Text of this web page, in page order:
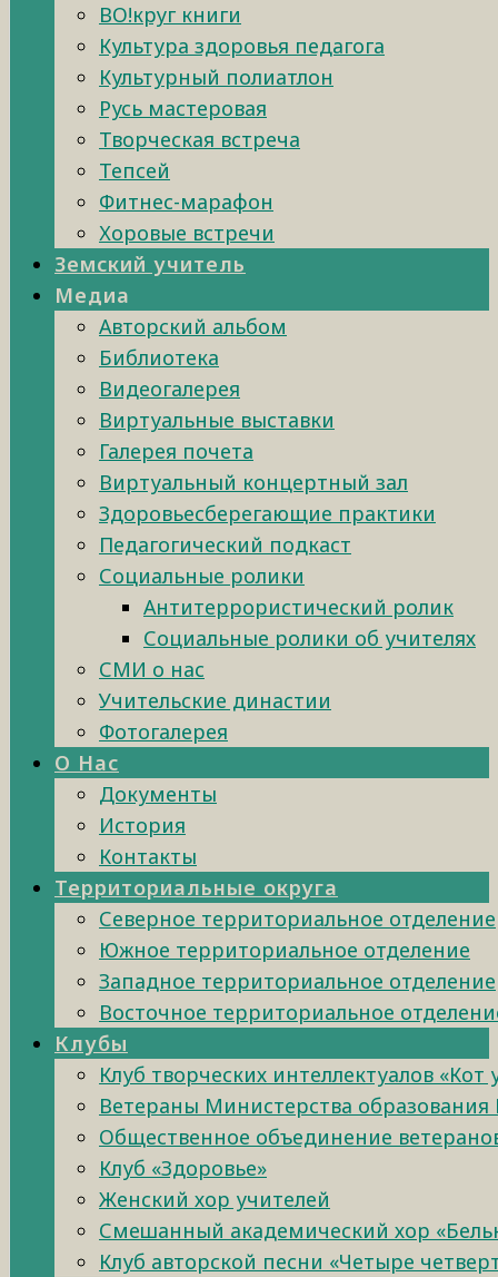
ВО!круг книги
Культура здоровья педагога
Культурный полиатлон
Русь мастеровая
Творческая встреча
Тепсей
Фитнес-марафон
Хоровые встречи
Земский учитель
Медиа
Авторский альбом
Библиотека
Видеогалерея
Виртуальные выставки
Галерея почета
Виртуальный концертный зал
Здоровьесберегающие практики
Педагогический подкаст
Социальные ролики
Антитеррористический ролик
Социальные ролики об учителях
СМИ о нас
Учительские династии
Фотогалерея
О Нас
Документы
История
Контакты
Территориальные округа
Северное территориальное отделение
Южное территориальное отделение
Западное территориальное отделение
Восточное территориальное
Клубы
Клуб творческих интеллектуалов «Кот
Ветераны Министерства образования
Общественное объединение
Клуб «Здоровье»
Женский хор учителей
Смешанный академический хор
Клуб авторской песни «Четыре